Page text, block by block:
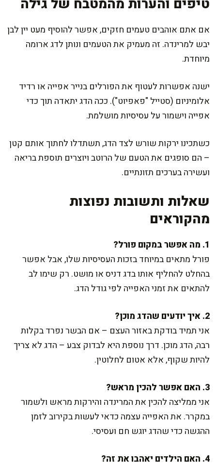
אם אתם אוהבים טעמים חזקים, אפשר להוסיף מעט יין לבן
יבש למרינדה. זה מעמיק את הטעמים ונותן לדג ארומה
מיוחדת.
ישנה אפשרות לעטוף את הפורלים בנייר אפייה או רדיד
אלומיניום (סטייל "פאפיוט"). ככה הדג יתאדה תוך כדי
אפייה וישמור על עסיסיות מושלמת.
כשתכינו ירקות שורש לצד הדג, תשתדלו לחתוך אותם קטן
– הם סופגים את הטעם של הרוטב ויוצרים תוספת בריאה
ועשירה בערכים תזונתיים.
שאלות ותשובות נפוצות
מהקוראים
1. מה אפשר במקום פורל?
פורל מתאים במיוחד בזכות העסיסיות שלו, אבל אפשר
בהחלט להחליף אותו בדג דניס או מושט. רק שימו לב
להתאים את זמני האפייה לפי גודל הדג.
2. איך יודעים שהדג מוכן?
אני תמיד בודקת באזור העצם – אם הבשר נפרד בקלות
רבה, הדג מוכן. דרך נוספת היא לבדוק צבע – הדג לא צריך
להיות שקוף, אלא אטום לחלוטין.
3. האם אפשר להכין מראש?
אני ממליצה להכין את המרינדה והירקות מראש ולשמור
במקרר. את האפייה עצמה כדאי לעשות בקירוב לזמן
ההגשה כדי שהדג יוגש חם ועסיסי.
4. האם הילדים יאהבו את זה?